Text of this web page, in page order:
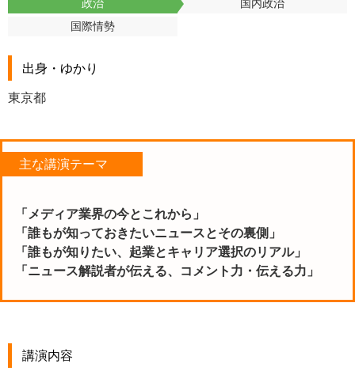
政治
国内政治
国際情勢
出身・ゆかり
東京都
主な講演テーマ
「メディア業界の今とこれから」
「誰もが知っておきたいニュースとその裏側」
「誰もが知りたい、起業とキャリア選択のリアル」
「ニュース解説者が伝える、コメント力・伝える力」
講演内容